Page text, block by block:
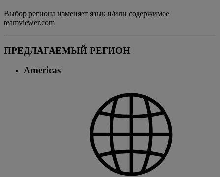
Выбор региона изменяет язык и/или содержимое
teamviewer.com
ПРЕДЛАГАЕМЫЙ РЕГИОН
Americas